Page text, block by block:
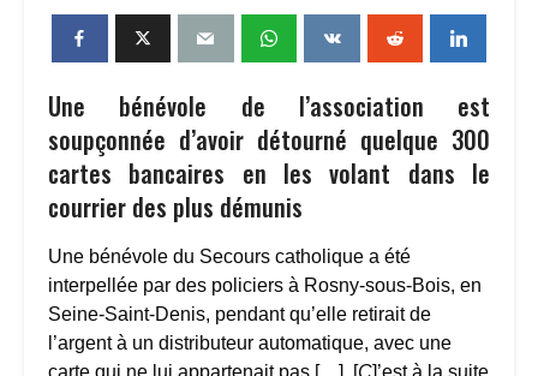
Une bénévole de l’association est
soupçonnée d’avoir détourné quelque 300
cartes bancaires en les volant dans le
courrier des plus démunis
Une bénévole du Secours catholique a été
interpellée par des policiers à Rosny-sous-Bois, en
Seine-Saint-Denis, pendant qu’elle retirait de
l’argent à un distributeur automatique, avec une
carte qui ne lui appartenait pas […]. [C]’est à la suite